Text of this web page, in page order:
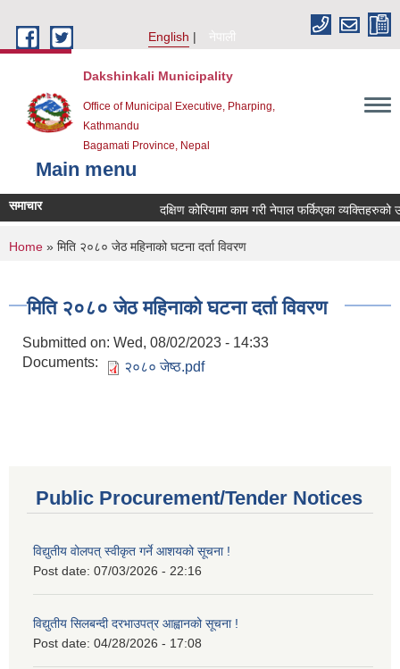
English
नेपाली
Dakshinkali Municipality
Office of Municipal Executive, Pharping,
Kathmandu
Bagamati Province, Nepal
Main menu
समाचार दक्षिण कोरियामा काम गरी नेपाल फर्किएका
You are here
Home » मिति २०८० जेठ महिनाको घटना दर्ता विवरण
मिति २०८० जेठ महिनाको घटना दर्ता विवरण
Submitted on: Wed, 08/02/2023 - 14:33
Documents:
२०८० जेष्ठ.pdf
Public Procurement/Tender Notices
विद्युतीय वोलपत् स्वीकृत गर्ने आशयको सूचना !
Post date: 07/03/2026 - 22:16
विद्युतीय सिलबन्दी दरभाउपत्र आह्वानको सूचना !
Post date: 04/28/2026 - 17:08